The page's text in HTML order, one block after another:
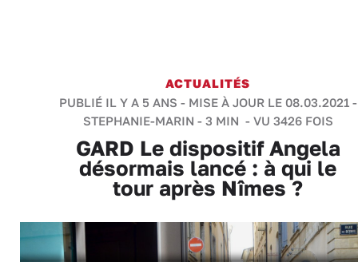
ACTUALITÉS
PUBLIÉ IL Y A 5 ANS - MISE À JOUR LE 08.03.2021 -
STEPHANIE-MARIN - 3 MIN - VU 3426 FOIS
GARD Le dispositif Angela
désormais lancé : à qui le
tour après Nîmes ?